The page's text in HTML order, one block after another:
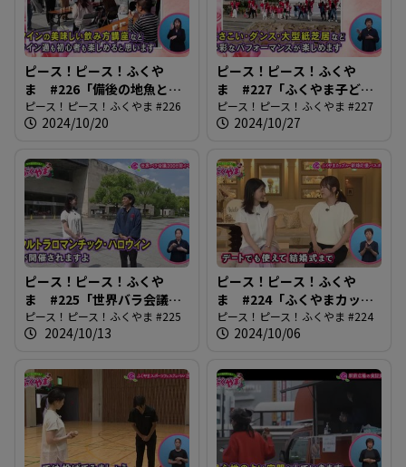
ピース！ピース！ふくや
ま #226「備後の地魚とワ
インを楽しもう」
ピース！ピース！ふくやま #226
2024/10/20
ピース！ピース！ふくや
ま #227「ふくやま子ども
フェスティバル2024」
ピース！ピース！ふくやま #227
2024/10/27
ピース！ピース！ふくや
ま #225「世界バラ会議
200日前イベント」
ピース！ピース！ふくやま #225
2024/10/13
ピース！ピース！ふくや
ま #224「ふくやまカップ
ル・新婚応援パスポート」
ピース！ピース！ふくやま #224
2024/10/06